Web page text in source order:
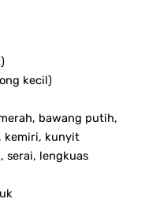
kecil)
bawang putih,
kemiri, kunyit
serai, lengkuas